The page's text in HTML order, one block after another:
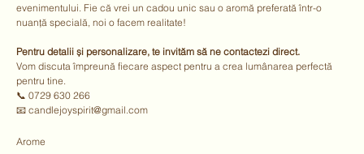
evenimentului. Fie că vrei un cadou unic sau o aromă preferată într-o
nuanță specială, noi o facem realitate!
Pentru detalii și personalizare, te invităm să ne contactezi direct.
Vom discuta împreună fiecare aspect pentru a crea lumânarea perfectă
pentru tine.
📞 0729 630 266
📧 candlejoyspirit@gmail.com
Arome